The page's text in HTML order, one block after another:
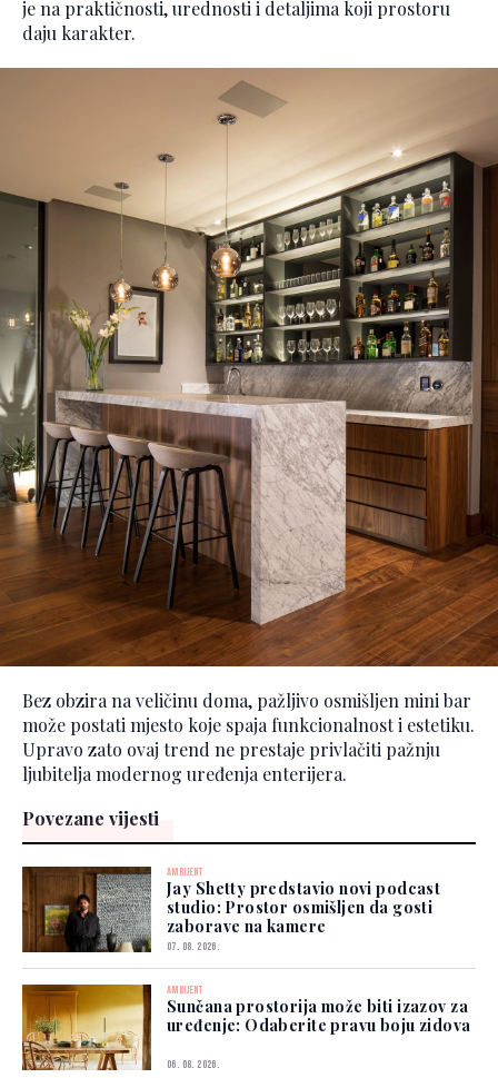
je na praktičnosti, urednosti i detaljima koji prostoru
daju karakter.
Bez obzira na veličinu doma, pažljivo osmišljen mini bar
može postati mjesto koje spaja funkcionalnost i estetiku.
Upravo zato ovaj trend ne prestaje privlačiti pažnju
ljubitelja modernog uređenja enterijera.
Povezane vijesti
AMBIJENT
Jay Shetty predstavio novi podcast
studio: Prostor osmišljen da gosti
zaborave na kamere
07. 08. 2026.
AMBIJENT
Sunčana prostorija može biti izazov za
uređenje: Odaberite pravu boju zidova
06. 08. 2026.